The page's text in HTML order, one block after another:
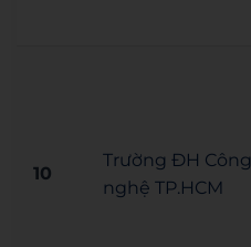
10
Trường ĐH Công
nghệ TP.HCM